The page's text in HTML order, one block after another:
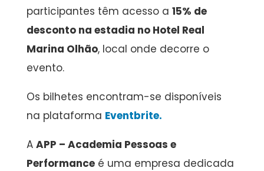
participantes têm acesso a 15% de
desconto na estadia no Hotel Real
Marina Olhão, local onde decorre o
evento.
Os bilhetes encontram-se disponíveis
na plataforma Eventbrite.
A APP – Academia Pessoas e
Performanceé uma empresa dedicada